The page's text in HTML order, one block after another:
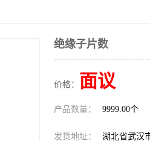
绝缘子片数
价格： 面议
产品数量： 9999.00个
发货地址： 湖北省武汉